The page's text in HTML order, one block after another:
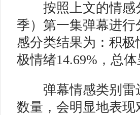
按照上文的情感
季）第一集弹幕进
感分类结果为：积极
极情绪14.69%，总
弹幕情感类别雷
数量，会明显地表